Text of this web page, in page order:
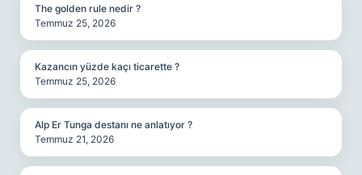
The golden rule nedir ?
Temmuz 25, 2026
Kazancın yüzde kaçı ticarette ?
Temmuz 25, 2026
Alp Er Tunga destanı ne anlatıyor ?
Temmuz 21, 2026